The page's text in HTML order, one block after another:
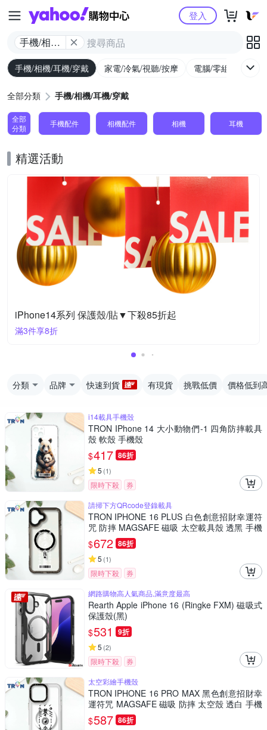
Yahoo購物中心
手機/相機/
耳機/穿戴
登入
手機/相機/耳機/穿戴 家電/冷氣/視聽/按摩 電腦/零組件/週邊/
全部分類 手機/相機/耳機/穿戴
全部
分類
手機配件 相機配件 相機 耳機
精選活動
iPhone14系列 保護殼/貼▼下殺85折起
滿3件享8折
分類 品牌 快速到貨 有現貨 挑戰低價 價格低到
i14載具手機殼
TRON IPhone 14 大小動物們-1 四角防摔載具
殼 軟殼 手機殼
$417 86折
5 (1)
限時下殺
券
請掃下方QRcode登錄載具
TRON IPHONE 16 PLUS 白色創意招財幸運符
咒 防摔 MAGSAFE 磁吸 太空載具殼 透黑 手機
殼
$672 86折
5 (1)
限時下殺
券
網路購物高人氣商品,滿意度最高
Rearth Apple iPhone 16 (Ringke FXM) 磁吸式
保護殼(黑)
$531 9折
5 (2)
限時下殺
券
太空彩繪手機殼
TRON IPHONE 16 PRO MAX 黑色創意招財幸
運符咒 MAGSAFE 磁吸 防摔 太空殼 透白 手機
殼
$587 86折